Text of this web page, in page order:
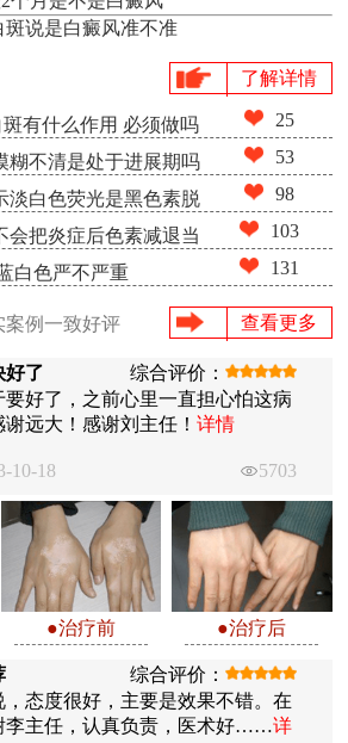
斑说是白癜风准不准
了解详情
有什么作用 必须做吗 25
糊不清是处于进展期吗 53
淡白色荧光是黑色素脱
98
会把炎症后色素减退当
103
白色严不严重 131
案例一致好评 查看更多
好了
综合评价：
要好了，之前心里一直担心怕这病
谢远大！感谢刘主任！详情
10-18 5703
●治疗前 ●治疗后
综合评价：
，态度很好，主要是效果不错。在
李主任，认真负责，医术好……详